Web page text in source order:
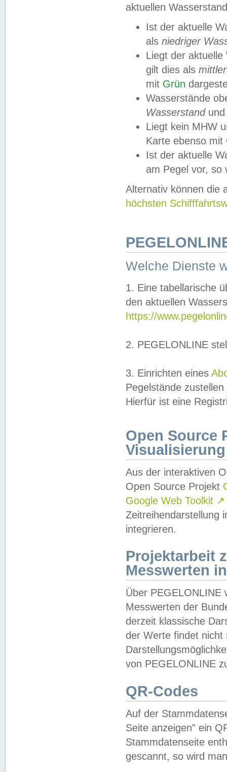
aktuellen
Ist der aktuelle
als niedriger
Liegt der
gilt dies als
mit Grün
Wasserstände
Wasserstandund
Liegt kein MHW
Karte ebenso mit
Ist der aktuelle
am Pegel vor,
Alternativ können die
höchsten
Welche Dienste
1. Eine tabellarische
den aktuellen
https://
2. PEGELONLINE
3. Einrichten eines
Pegelstände
Hierfür ist eine
Open Source
Visualisierung
Aus der interaktiven
Open Source Projekt
Google Web Toolkit ↗
Zeitreihendarstellung
integrieren.
Projektarbeit
Messwerten
Über PEGELONLINE
Messwerten der
derzeit klassische
der Werte findet
von PEGELONLINE
QR-Codes
Auf der
Seite anzeigen" ein
Stammdatenseite
gescannt, so wird